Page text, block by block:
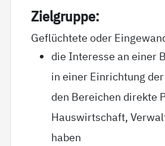
Ziel­grup­pe:
Geflüchtete oder
die Interesse an einer
in einer Einrichtung
den Bereichen direkte
Hauswirtschaft,
haben